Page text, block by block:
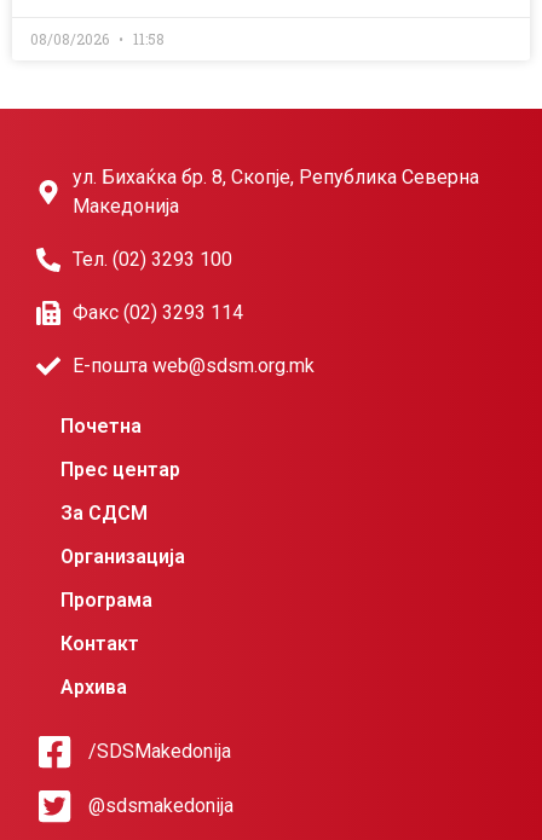
08/08/2026 11:58
ул. Бихаќка бр. 8, Скопје, Република Северна
Македонија
Тел. (02) 3293 100
Факс (02) 3293 114
Е-пошта web@sdsm.org.mk
Почетна
Прес центар
За СДСМ
Организација
Програма
Контакт
Архива
/SDSMakedonija
@sdsmakedonija